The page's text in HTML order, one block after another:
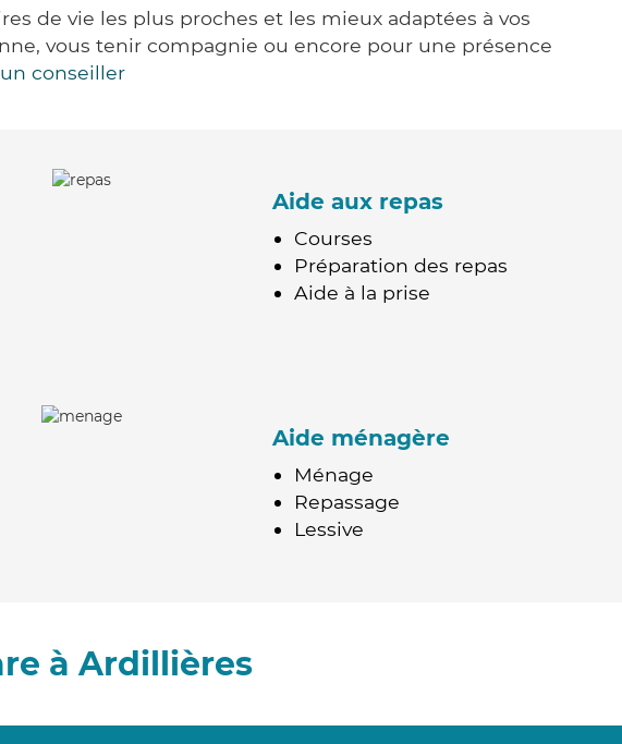
de vie les plus proches et les mieux adaptées à vos
vous tenir compagnie ou encore pour une présence
conseiller
Aide aux repas
Courses
Préparation des repas
Aide à la prise
Aide ménagère
Ménage
Repassage
Lessive
à Ardillières